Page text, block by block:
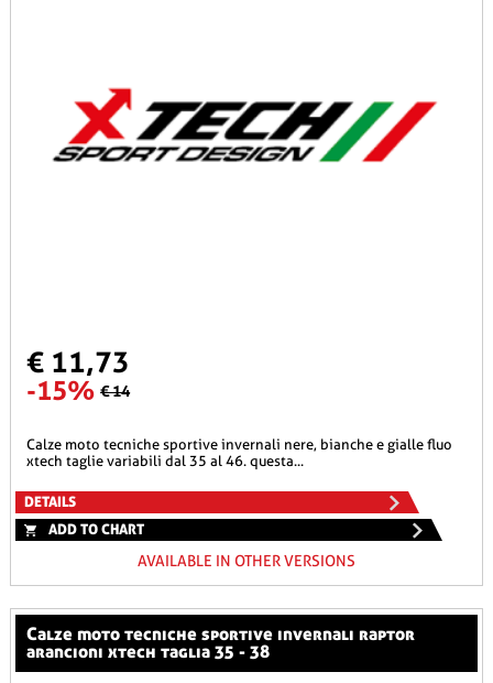
€ 11,73
-15% € 14
calze moto tecniche sportive invernali nere, bianche e gialle fluo
xtech taglie variabili dal 35 al 46. questa...
DETAILS
ADD TO CHART
AVAILABLE IN OTHER VERSIONS
calze moto tecniche sportive invernali raptor
arancioni xtech taglia 35 - 38